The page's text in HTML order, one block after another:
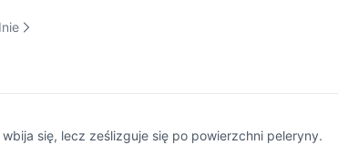
się, lecz ześlizguje się po powierzchni peleryny.